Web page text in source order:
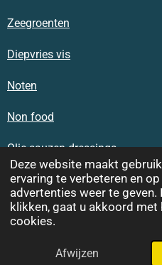
Deze website maakt
ervaring te verbeteren en
advertenties weer te geven.
klikken, gaat u akkoord met
cookies.
Afwijzen
Zeegroenten
Diepvries vis
Noten
Non food
Olie sauzen dressings
Reclame
© 2019-2026 Visversa
E-mailadres